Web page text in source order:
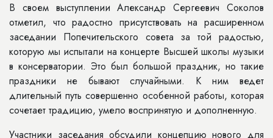
В своем выступлении Александр Сергеевич Соколов
отметил, что радостно присутствовать на расширенном
заседании Попечительского совета за той радостью,
которую мы испытали на концерте Высшей школы музыки
в консерватории. Это был большой праздник, но такие
праздники не бывают случайными. К ним ведет
длительный путь совершенно особенной работы, которая
сочетает традицию, умело воспринятую и дополненную.
Участники заседания обсудили концепцию нового для